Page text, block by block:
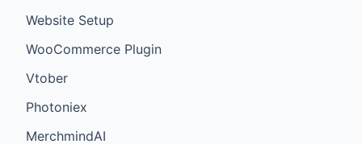
Website Setup
WooCommerce Plugin
Vtober
Photoniex
MerchmindAI